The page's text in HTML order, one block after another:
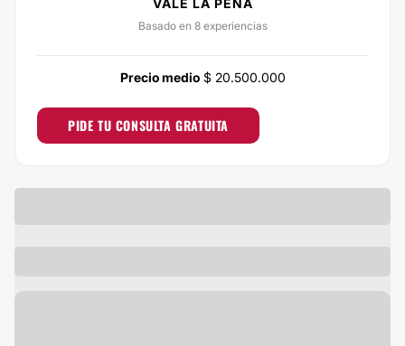
Basado en 8 experiencias
Precio medio$ 20.500.000
PIDE TU CONSULTA GRATUITA